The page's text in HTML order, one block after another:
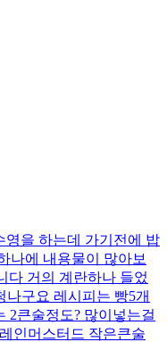
영을 하는데 가기전에 밥
나에 내용물이 많아보
다 거의 계란하나 들었
구요 레시피는 빵5개
2큰술정도? 많이넣는걸
인머스터드 작은큰술